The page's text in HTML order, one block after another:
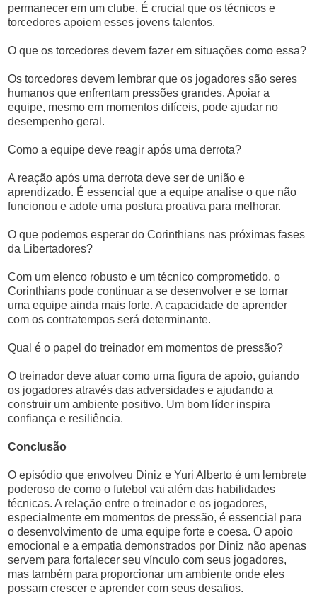
permanecer em um clube. É crucial que os técnicos e
torcedores apoiem esses jovens talentos.
O que os torcedores devem fazer em situações como essa?
Os torcedores devem lembrar que os jogadores são seres
humanos que enfrentam pressões grandes. Apoiar a
equipe, mesmo em momentos difíceis, pode ajudar no
desempenho geral.
Como a equipe deve reagir após uma derrota?
A reação após uma derrota deve ser de união e
aprendizado. É essencial que a equipe analise o que não
funcionou e adote uma postura proativa para melhorar.
O que podemos esperar do Corinthians nas próximas fases
da Libertadores?
Com um elenco robusto e um técnico comprometido, o
Corinthians pode continuar a se desenvolver e se tornar
uma equipe ainda mais forte. A capacidade de aprender
com os contratempos será determinante.
Qual é o papel do treinador em momentos de pressão?
O treinador deve atuar como uma figura de apoio, guiando
os jogadores através das adversidades e ajudando a
construir um ambiente positivo. Um bom líder inspira
confiança e resiliência.
Conclusão
O episódio que envolveu Diniz e Yuri Alberto é um lembrete
poderoso de como o futebol vai além das habilidades
técnicas. A relação entre o treinador e os jogadores,
especialmente em momentos de pressão, é essencial para
o desenvolvimento de uma equipe forte e coesa. O apoio
emocional e a empatia demonstrados por Diniz não apenas
servem para fortalecer seu vínculo com seus jogadores,
mas também para proporcionar um ambiente onde eles
possam crescer e aprender com seus desafios.